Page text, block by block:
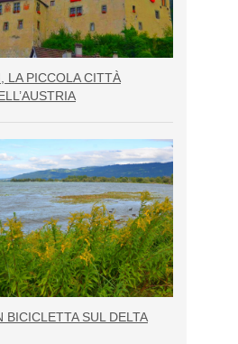
LA PICCOLA CITTÀ
BICICLETTA SUL DELTA